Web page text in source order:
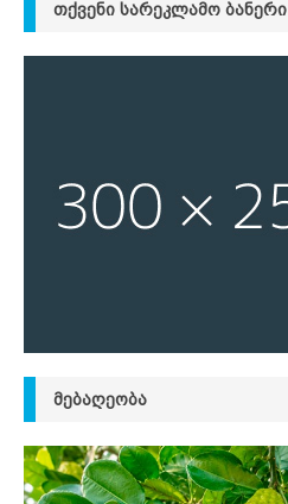
ᲗᲥᲕᲔᲜᲘ ᲡᲐᲠᲔᲙᲚᲐᲛᲝ ᲑᲐᲜᲔᲠᲘ
ᲛᲔᲑᲐᲦᲔᲝᲑᲐ